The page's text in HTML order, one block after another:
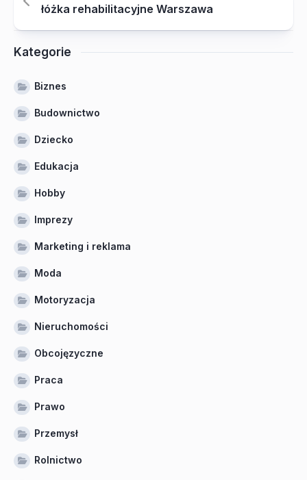
łóżka rehabilitacyjne Warszawa
Kategorie
Biznes
Budownictwo
Dziecko
Edukacja
Hobby
Imprezy
Marketing i reklama
Moda
Motoryzacja
Nieruchomości
Obcojęzyczne
Praca
Prawo
Przemysł
Rolnictwo